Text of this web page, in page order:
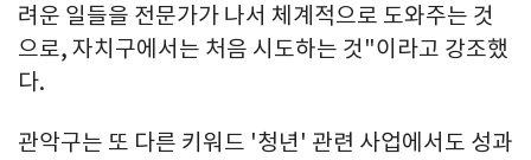
려운 일들을 전문가가 나서 체계적으로 도와주는 것
으로, 자치구에서는 처음 시도하는 것"이라고 강조했
다.
관악구는 또 다른 키워드 '청년' 관련 사업에서도 성과